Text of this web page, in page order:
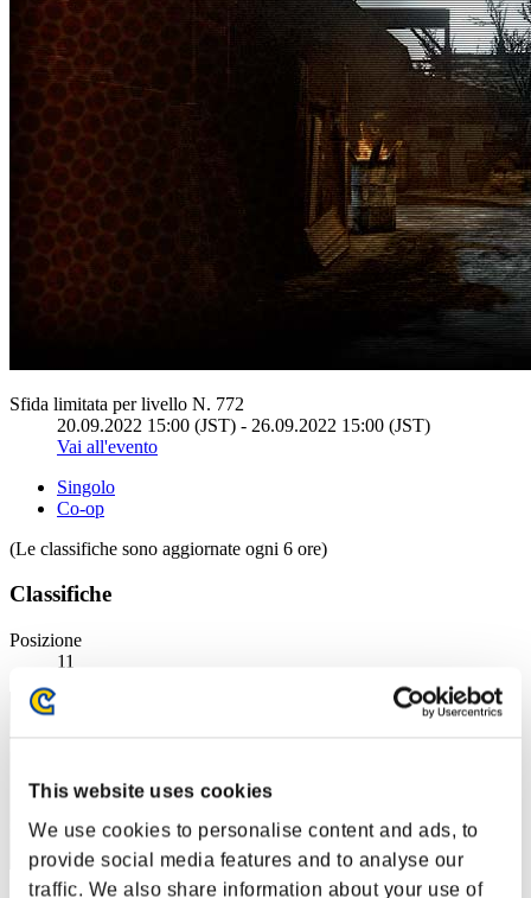
This website uses cookies
We use cookies to personalise content and ads, to
provide social media features and to analyse our
traffic. We also share information about your use of
Sfida limitata per livello N. 772
20.09.2022 15:00 (JST) - 26.09.2022 15:00 (JST)
Vai all'evento
Singolo
Co-op
(Le classifiche sono aggiornate ogni 6 ore)
Classifiche
Posizione
11